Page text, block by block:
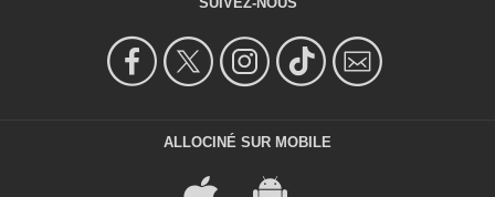
ALLOCINÉ SUR MOBILE